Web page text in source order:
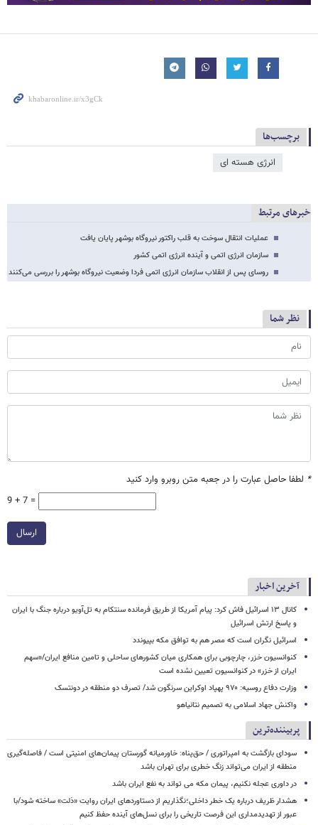
برچسب‌ها
انرژی هسته ای
خبرهای مرتبط
عملیات انتقال سوخت به قلب راکتور نیروگاه بوشهر پایان یافت
سازمان انرژی اتمی و آینده انرژی اتمی کشور
روسای پس از انقلاب سازمان انرژی اتمی فردا وضعیت نیروگاه بوشهر را بررسی می‌کنند
نظر شما
* لطفا حاصل عبارت را در جعبه متن روبرو وارد کنید
9 + 7 =
ارسال
آخرین اخبار
کانال ۱۳ اسرائیل فاش کرد: پیام آمریکا از طریق فرمانده سنتکام به تل‌آویو درباره جنگ با ایران
و پاسخ ارتش اسرائیل
اسرائیل نگران است که مصر هم به توافق مکه بپیوندد
کنوانسیون خزر، چارچوبی برای همکاری میان کشورهای ساحلی و تامین منافع ایران/«سهم
ایران از خزر» در کنوانسیون تعیین نشده است
وزارت دفاع روسیه: ۹۷۰ پهپاد اوکراین سرنگون شد/ تصرف دو منطقه در دونتسک
واکنش جهاد اسلامی به تصمیم نتانیاهو
پربیننده‌ترین
سودای بازگشت به امپراتوری / حق‌پناه: خاورمیانه گورستان پیمان‌های امنیتی است / فاصله‌گیری
منطقه از ایران می‌تواند زنگ خطری برای تهران باشد
در داوری عجله نکنیم، پیمان مکه می تواند به نفع ایران باشد
هشدار ظریف درباره یک خطر داخلی؛نگذاریم از دستاوردهای ایران روایت «ذلت» ساخته شود/با
عبور از تهدیدمداری این فرصت تاریخی را برای نسل‌های آینده حفظ کنیم